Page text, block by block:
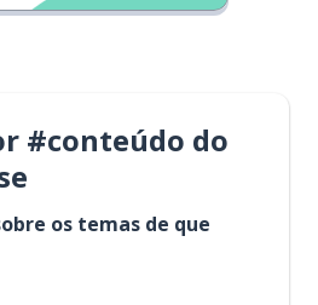
#conteúdo do
os temas de que